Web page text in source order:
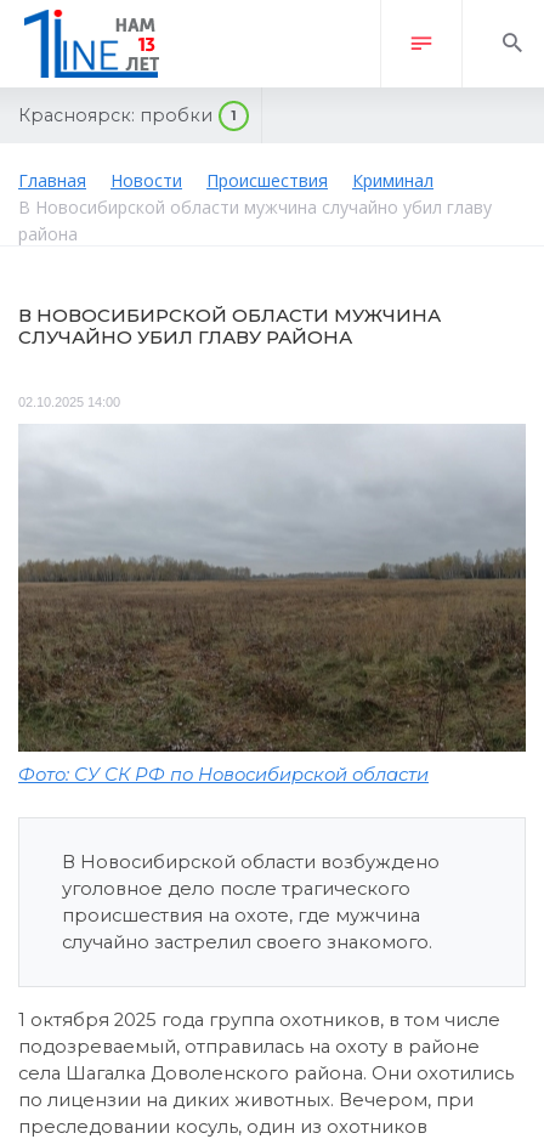
Красноярск: пробки 1
Главная Новости Происшествия
Криминал
В Новосибирской области мужчина случайно убил главу
района
В НОВОСИБИРСКОЙ ОБЛАСТИ МУЖЧИНА
СЛУЧАЙНО УБИЛ ГЛАВУ РАЙОНА
02.10.2025 14:00
Фото: СУ СК РФ по Новосибирской области
В Новосибирской области возбуждено
уголовное дело после трагического
происшествия на охоте, где мужчина
случайно застрелил своего знакомого.
1 октября 2025 года группа охотников, в том числе
подозреваемый, отправилась на охоту в районе
села Шагалка Доволенского района. Они охотились
по лицензии на диких животных. Вечером, при
преследовании косуль, один из охотников